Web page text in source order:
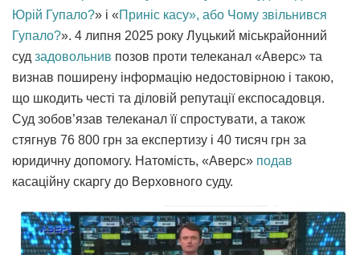
Юрій Гупало?» і «Приніс касу», або Чому звільнився
Гупало?». 4 липня 2025 року Луцький міськрайонний
суд задовольнив позов проти телеканал «Аверс» та
визнав поширену інформацію недостовірною і такою,
що шкодить честі та діловій репутації експосадовця.
Суд зобов’язав телеканал її спростувати, а також
стягнув 76 800 грн за експертизу і 40 тисяч грн за
юридичну допомогу. Натомість, «Аверс» подав
касаційну скаргу до Верховного суду.